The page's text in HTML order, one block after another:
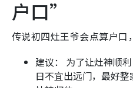
户口”
传说初四灶王爷会点算户口
建议： 为了让灶神顺
日不宜出远门，最好